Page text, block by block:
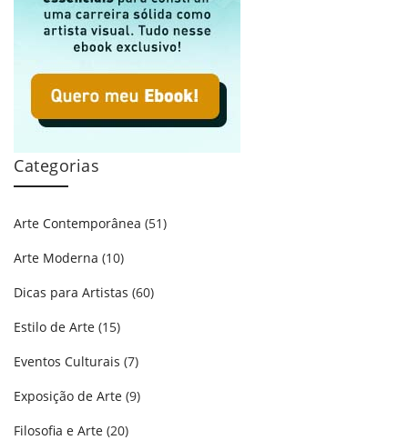
Categorias
Arte Contemporânea (51)
Arte Moderna (10)
Dicas para Artistas (60)
Estilo de Arte (15)
Eventos Culturais (7)
Exposição de Arte (9)
Filosofia e Arte (20)